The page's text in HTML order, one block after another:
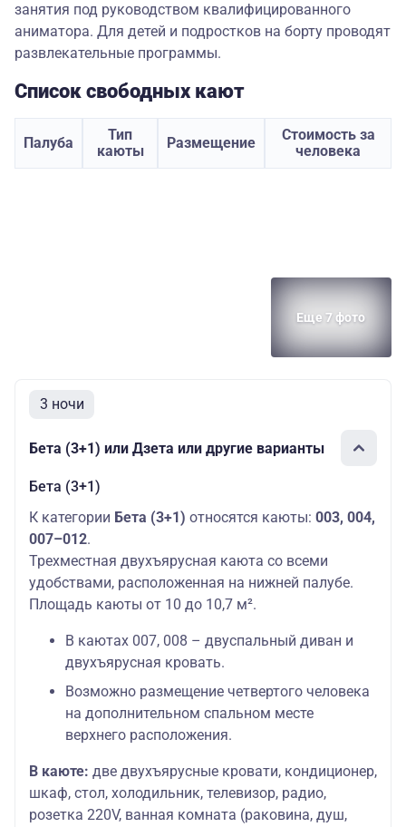
занятия под руководством квалифицированного
аниматора. Для детей и подростков на борту проводят
развлекательные программы.
Список свободных кают
Палуба
Тип
каюты
Размещение
Стоимость за
человека
Еще 7 фото
3 ночи
Бета (3+1) или Дзета или другие варианты
Бета (3+1)
К категории Бета (3+1) относятся каюты: 003, 004,
007–012.
Трехместная двухъярусная каюта со всеми
удобствами, расположенная на нижней палубе.
Площадь каюты от 10 до 10,7 м².
В каютах 007, 008 – двуспальный диван и
двухъярусная кровать.
Возможно размещение четвертого человека
на дополнительном спальном месте
верхнего расположения.
В каюте: две двухъярусные кровати, кондиционер,
шкаф, стол, холодильник, телевизор, радио,
розетка 220V, ванная комната (раковина, душ,